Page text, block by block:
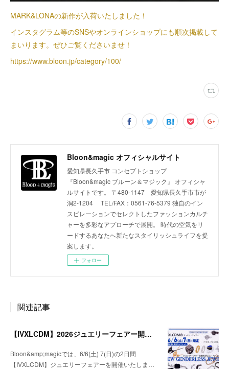
MARK&LONAの新作が入荷いたしました！
インスタグラム等のSNSやオンラインショップにも順次掲載して
まいります。ぜひご覧くださいませ！
https://www.bloon.jp/category/100/
Bloon&magic オフィシャルサイト
愛知県長久手市 コンセプトショップ
『Bloon&magic ブルーン＆マジック』 オフィシャ
ルサイトです。 〒480-1147 愛知県長久手市市が
洞2-1204 TEL/FAX：0561-76-5379 独自のイン
スピレーションでセレクトしたファッションカルチ
ャーを多彩なアプローチで展開。 時代の空気をリ
ードするあなたへ新たなスタイリッシュライフを提
案します。
フォロー
関連記事
【IVXLCDM】2026ジュエリーフェアー開催のお知らせ
Bloon&amp;magicでは、6/6(土) 7(日)の2日間
【IVXLCDM】ジュエリーフェアーを開催いたしま…